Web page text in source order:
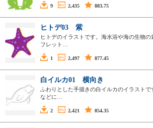
9 2,435 883.75
ヒトデ03 紫
ヒトデのイラストです。海水浴や海の生物
フレット…
1 2,497 877.45
白イルカ01 横向き
ふわりとした手描きの白イルカのイラストで
などに…
2 2,421 854.35